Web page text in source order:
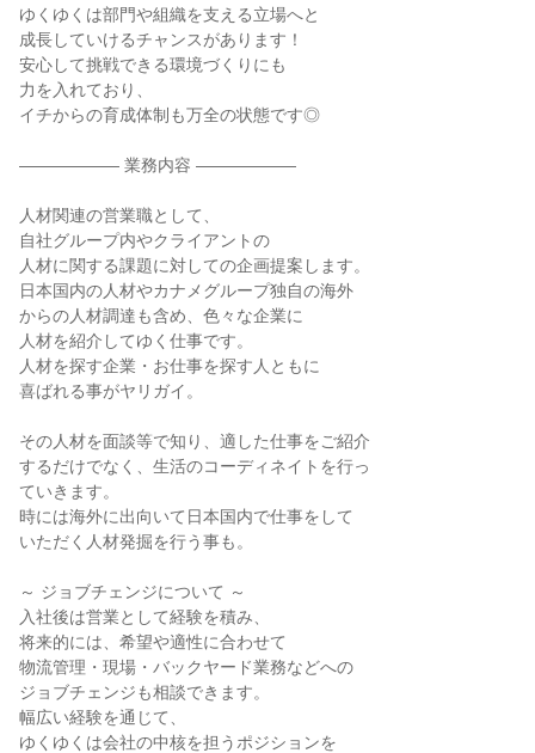
ゆくゆくは部門や組織を支える立場へと
成長していけるチャンスがあります！
安心して挑戦できる環境づくりにも
力を入れており、
イチからの育成体制も万全の状態です◎
―――――― 業務内容 ――――――
人材関連の営業職として、
自社グループ内やクライアントの
人材に関する課題に対しての企画提案します。
日本国内の人材やカナメグループ独自の海外
からの人材調達も含め、色々な企業に
人材を紹介してゆく仕事です。
人材を探す企業・お仕事を探す人ともに
喜ばれる事がヤリガイ。
その人材を面談等で知り、適した仕事をご紹介
するだけでなく、生活のコーディネイトを行っ
ていきます。
時には海外に出向いて日本国内で仕事をして
いただく人材発掘を行う事も。
～ ジョブチェンジについて ～
入社後は営業として経験を積み、
将来的には、希望や適性に合わせて
物流管理・現場・バックヤード業務などへの
ジョブチェンジも相談できます。
幅広い経験を通じて、
ゆくゆくは会社の中核を担うポジションを